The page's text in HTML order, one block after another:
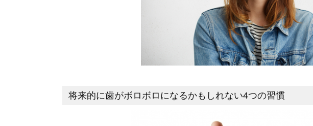
将来的に歯がボロボロになるかもしれない4つの習慣